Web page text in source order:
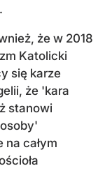
że w 2018
Katolicki
się karze
że 'kara
stanowi
na całym